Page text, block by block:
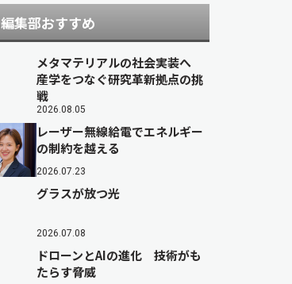
編集部おすすめ
メタマテリアルの社会実装へ
産学をつなぐ研究革新拠点の挑
戦
2026.08.05
レーザー無線給電でエネルギー
の制約を越える
2026.07.23
グラスが放つ光
2026.07.08
ドローンとAIの進化 技術がも
たらす脅威